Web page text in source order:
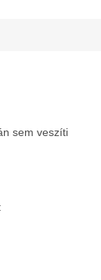
sem veszíti